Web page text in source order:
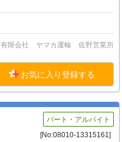
有限会社 ヤマカ運輸 佐野営業所
お気に入り登録する
パート・アルバイト
[No:08010-13315161]